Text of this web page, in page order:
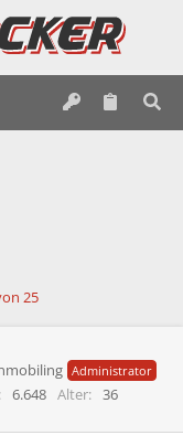
25
Administrator
6.648 Alter
36